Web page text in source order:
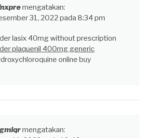
mengatakan:
31, 2022 pada 8:34 pm
lasix 40mg without prescription
plaquenil 400mg generic
online buy
mengatakan: